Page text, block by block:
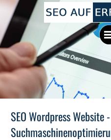
SEO Wordpress Website -